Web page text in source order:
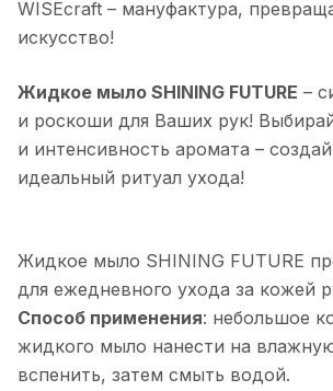
WISEcraft – мануфактура,
искусство!
Жидкое мыло SHINING FUTURE –
и роскоши для Ваших рук!
и интенсивность аромата –
идеальный ритуал ухода!
Жидкое мыло SHINING FUTURE
для ежедневного ухода за кожей
Способ применения: небольшое
жидкого мыло нанести на
вспенить, затем смыть водой.